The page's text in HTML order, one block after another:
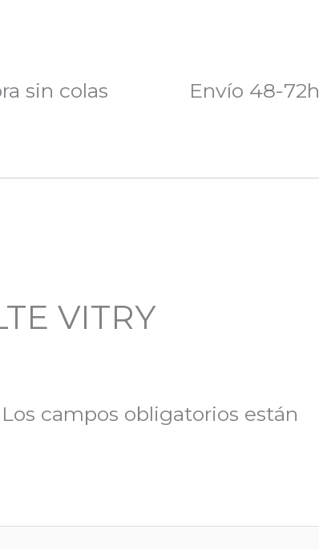
sin colas Envío 48-72h
VITRY
Los campos obligatorios están